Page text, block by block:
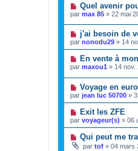
Quel avenir
par max 85 » 22 mai
j'ai besoin de
par nonodu29 » 14
En vente à
par maxou1 » 14 nov.
Voyage en
par jean luc 50700 »
Exit les ZFE
par voyageur(s) » 06
Qui peut me
par tof » 04 mars